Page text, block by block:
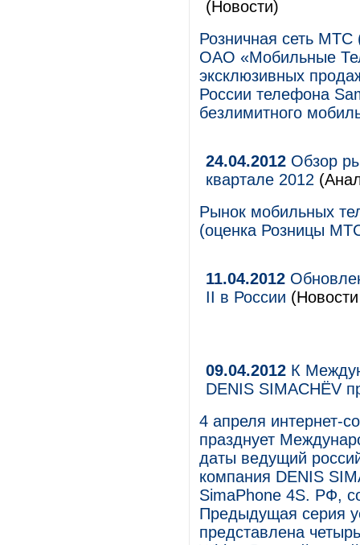
(Новости)
Розничная сеть
ОАО «Мобильные
эксклюзивных
России телефона
безлимитного
24.04.2012 Обзор
квартале 2012
Рынок мобильных
(оценка Розницы
11.04.2012
II в России
09.04.2012 К
DENIS SIMACHЁV
4 апреля интернет-
празднует
даты ведущий
компания DENIS
SimaPhone 4S. РФ,
Предыдущая серия
представлена